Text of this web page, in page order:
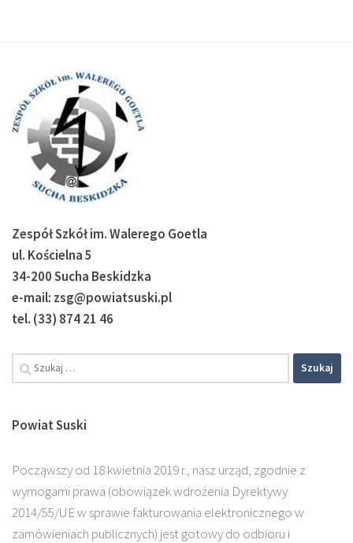
Zespół Szkół im. Walerego Goetla
ul. Kościelna 5
34-200 Sucha Beskidzka
e-mail: zsg@powiatsuski.pl
tel. (33) 874 21 46
Powiat Suski
Począwszy od 18 kwietnia 2019 r., nasz urząd, zgodnie z
wymogami prawa (obowiązek wdrożenia Dyrektywy
2014/55/UE w sprawie fakturowania elektronicznego w
zamówieniach publicznych) jest gotowy do odbioru i